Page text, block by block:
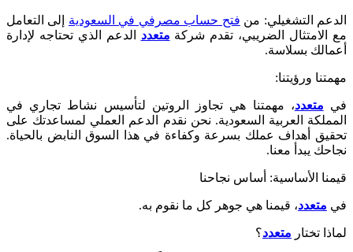
الدعم التشغيلي: من فتح حساب مصرفي في السعودية إلى التعامل
مع الامتثال الضريبي، تقدم شركة متعدد الدعم الذي تحتاجه لإدارة
أعمالك بسلاسة.
مهمتنا ورؤيتنا:
في متعدد، مهمتنا هي تجاوز الروتين لتأسيس نشاط تجاري في
المملكة العربية السعودية. نحن نقدم الدعم العملي لمساعدتك على
تحقيق أهداف عملك بسرعة وكفاءة في هذا السوق النابض بالحياة.
نجاحك يبدأ معنا.
قيمنا الأساسية: أساس نجاحنا
في متعدد، قيمنا هي جوهر كل ما نقوم به.
لماذا تختار متعدد؟